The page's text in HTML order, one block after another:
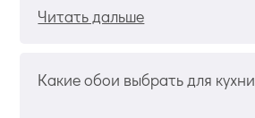
Читать дальше
Какие обои выбрать для кухни